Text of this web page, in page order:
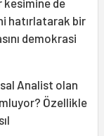
kesimine de
hatırlatarak bir
demokrasi
Analist olan
Özellikle